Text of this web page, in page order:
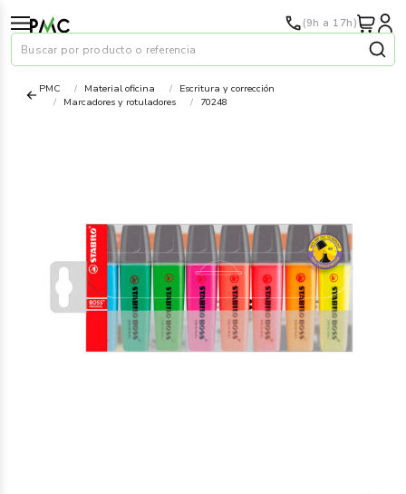
Material oficina
Audiovisuales ›
Tinta y tóner ›
(9h a 17h)
Buscar por producto o referencia
PMC Material oficina
Escritura y corrección
Marcadores y rotuladores
70248